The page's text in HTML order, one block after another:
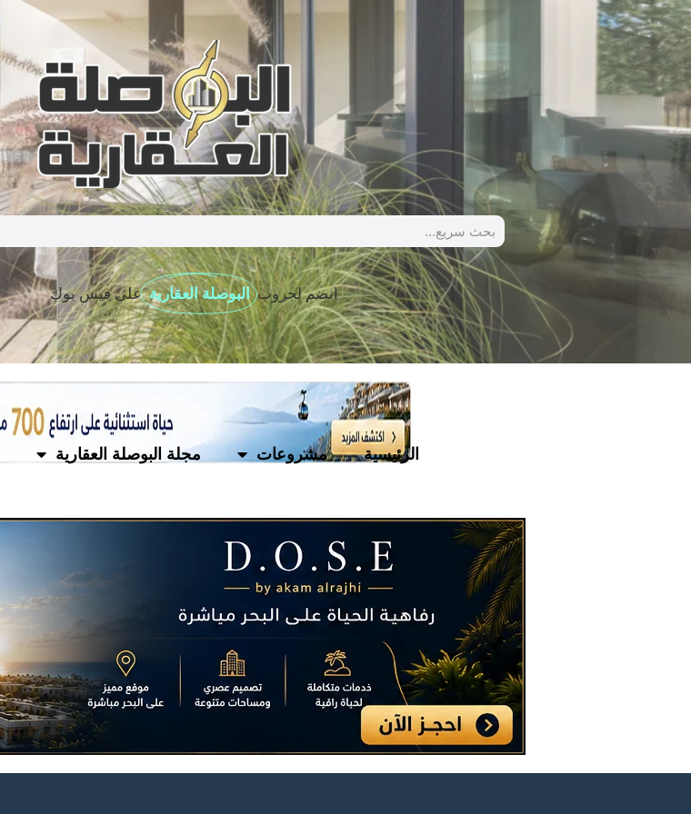
انضم لجروب البوصلة العقارية على فيس بوك
الرئيسية مشروعات مجلة البوصلة العقارية